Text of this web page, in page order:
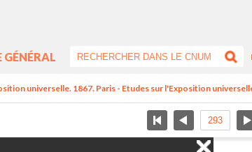
GÉNÉRAL
universelle. 1867. Paris - Etudes sur l'Exposition